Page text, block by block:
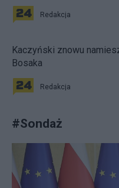
Redakcja
Kaczyński znowu
Bosaka
Redakcja
#Sondaż